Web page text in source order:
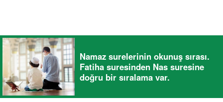
Namaz surelerinin okunuş sırası.
Fatiha suresinden Nas suresine
doğru bir sıralama var.